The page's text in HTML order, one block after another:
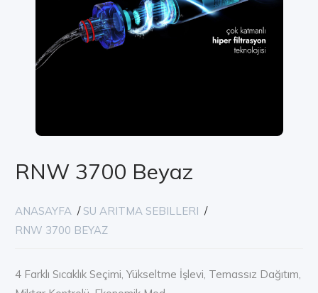
RNW 3700 Beyaz
ANASAYFA / SU ARITMA SEBILLERI /
RNW 3700 BEYAZ
4 Farklı Sıcaklık Seçimi, Yükseltme İşlevi, Temassız Dağıtım,